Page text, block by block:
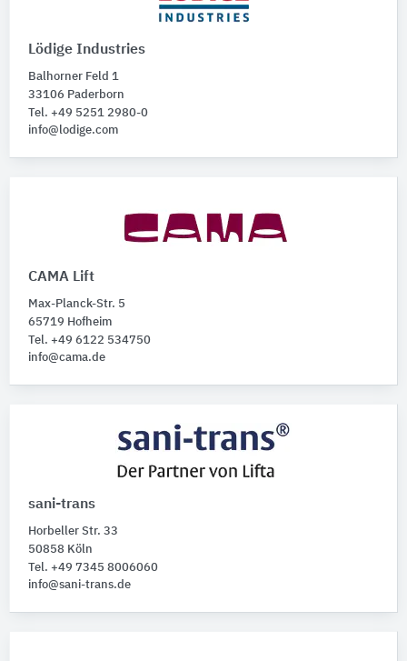
Lödige Industries
Balhorner Feld 1
33106 Paderborn
Tel. +49 5251 2980-0
info@lodige.com
CAMA Lift
Max-Planck-Str. 5
65719 Hofheim
Tel. +49 6122 534750
info@cama.de
sani-trans
Horbeller Str. 33
50858 Köln
Tel. +49 7345 8006060
info@sani-trans.de